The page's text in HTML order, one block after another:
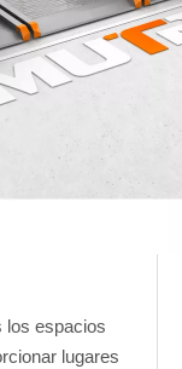
los espacios
lugares